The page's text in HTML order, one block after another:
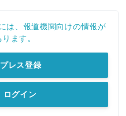
は、報道機関向けの情報が
ります。
プレス登録
ログイン